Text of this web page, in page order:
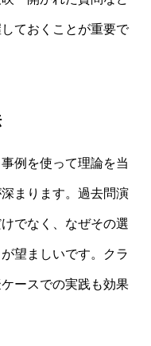
ておくことが重要で
例を使って理論を当
まります。過去問演
でなく、なぜその選
望ましいです。クラ
ースでの実践も効果